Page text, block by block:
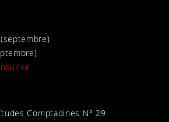
Comptadines N° 29